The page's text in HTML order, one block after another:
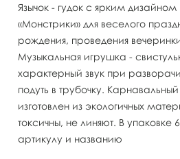
Язычок - гудок с ярким дизайном
«Монстрики» для веселого
рождения, проведения
Музыкальная игрушка -
характерный звук при
подуть в трубочку.
изготовлен из экологичных
токсичны, не линяют. В упаковке
артикулу и названию